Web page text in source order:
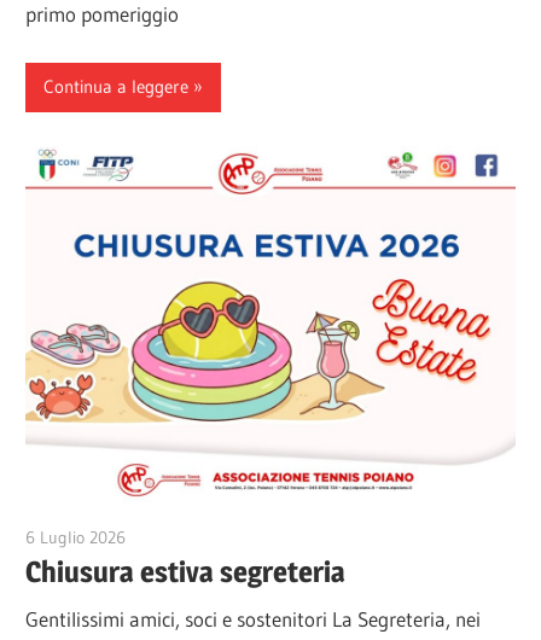
primo pomeriggio
Continua a leggere
6 Luglio 2026
Chiusura estiva segreteria
Gentilissimi amici, soci e sostenitori La Segreteria, nei